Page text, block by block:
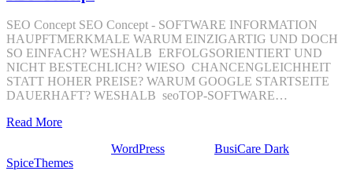
SEO Concept SEO Concept - SOFTWARE INFORMATION
HAUPFTMERKMALE WARUM EINZIGARTIG UND DOCH
SO EINFACH? WESHALB ERFOLGSORIENTIERT UND
NICHT BESTECHLICH? WIESO CHANCENGLEICHHEIT
STATT HOHER PREISE? WARUM GOOGLE STARTSEITE
DAUERHAFT? WESHALB seoTOP-SOFTWARE…
Read More
WordPress BusiCare Dark
SpiceThemes